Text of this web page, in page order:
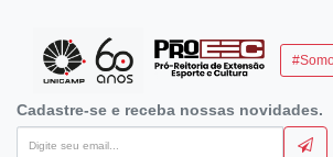
Cadastre-se e receba nossas novidades.